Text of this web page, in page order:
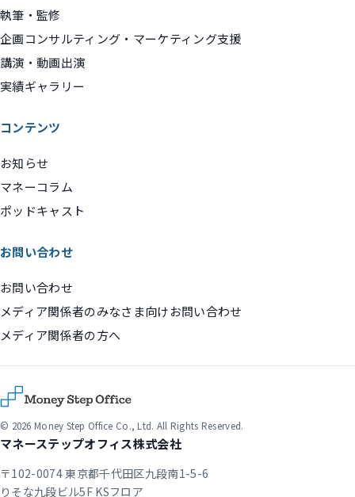
執筆・監修
企画コンサルティング・マーケティング支援
講演・動画出演
実績ギャラリー
コンテンツ
お知らせ
マネーコラム
ポッドキャスト
お問い合わせ
お問い合わせ
メディア関係者のみなさま向けお問い合わせ
メディア関係者の方へ
© 2026 Money Step Office Co., Ltd. All Rights Reserved.
マネーステップオフィス株式会社
〒102-0074 東京都千代田区九段南1-5-6
りそな九段ビル5F KSフロア